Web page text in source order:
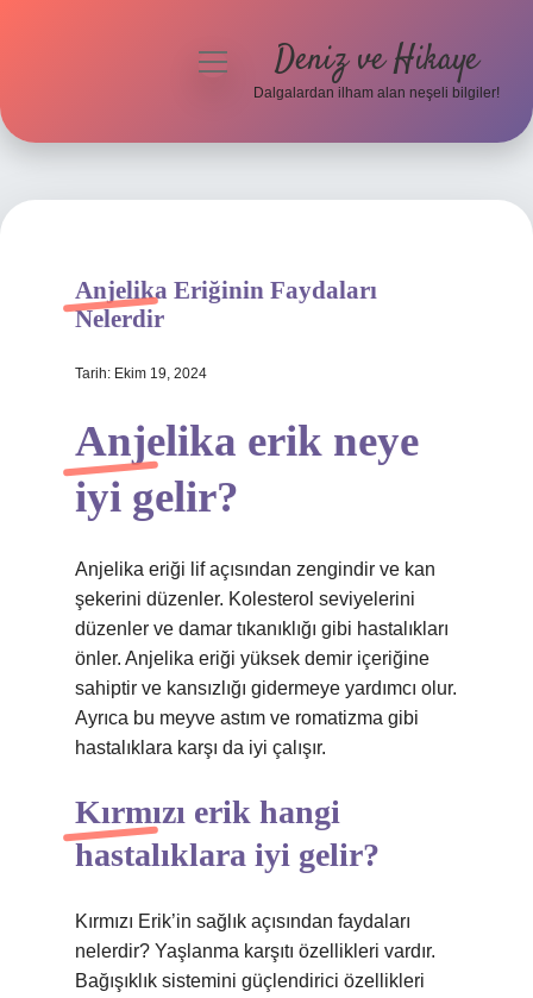
Hakkımızda
menüyü
Deniz ve Hikaye
Dalgalardan ilham alan neşeli bilgiler!
Anjelika Eriğinin Faydaları
Nelerdir
Tarih: Ekim 19, 2024
Anjelika erik neye
iyi gelir?
Anjelika eriği lif açısından zengindir ve kan
şekerini düzenler. Kolesterol seviyelerini
düzenler ve damar tıkanıklığı gibi hastalıkları
önler. Anjelika eriği yüksek demir içeriğine
sahiptir ve kansızlığı gidermeye yardımcı olur.
Ayrıca bu meyve astım ve romatizma gibi
hastalıklara karşı da iyi çalışır.
Kırmızı erik hangi
hastalıklara iyi gelir?
Kırmızı Erik’in sağlık açısından faydaları
nelerdir? Yaşlanma karşıtı özellikleri vardır.
Bağışıklık sistemini güçlendirici özellikleri